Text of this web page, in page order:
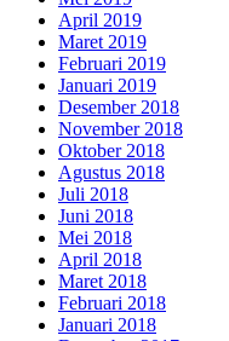
April 2019
Maret 2019
Februari 2019
Januari 2019
Desember 2018
November 2018
Oktober 2018
Agustus 2018
Juli 2018
Juni 2018
Mei 2018
April 2018
Maret 2018
Februari 2018
Januari 2018